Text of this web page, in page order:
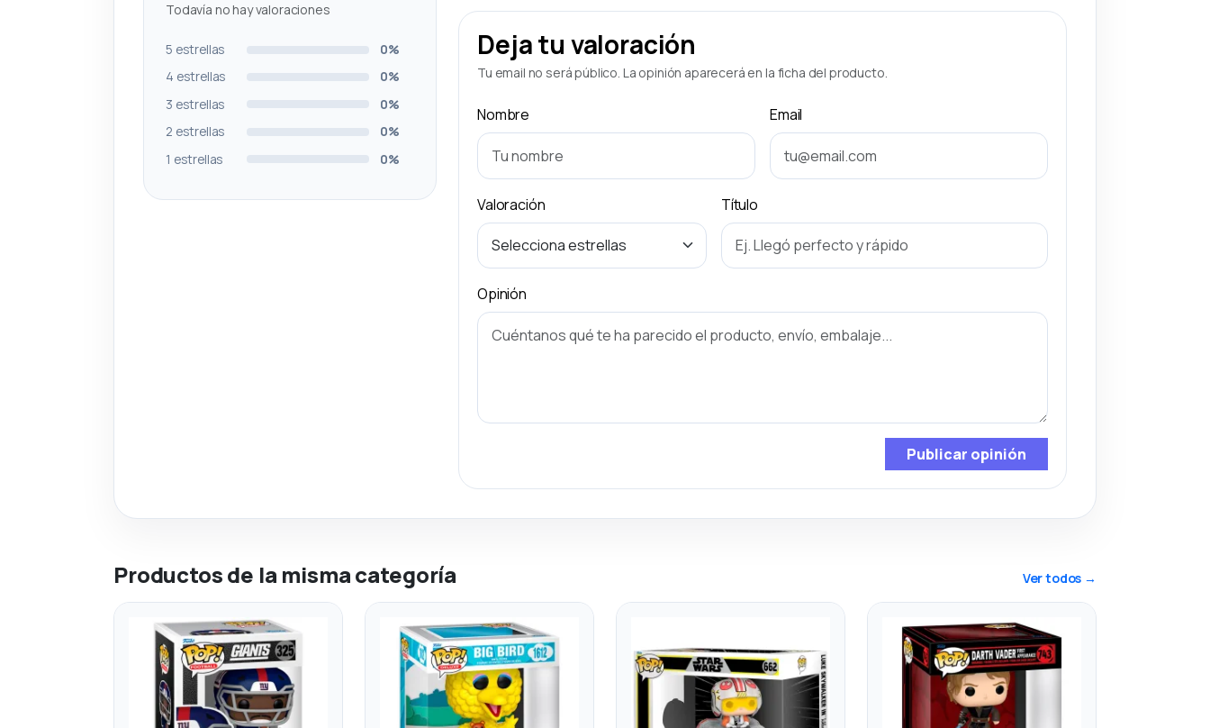
Todavía no hay valoraciones
5 estrellas
0%
4 estrellas
0%
3 estrellas
0%
2 estrellas
0%
1 estrellas
0%
Deja tu valoración
Tu email no será público. La opinión aparecerá en la ficha del producto.
Nombre Email
Valoración Título
Opinión
Publicar opinión
Productos de la misma categoría Ver todos →